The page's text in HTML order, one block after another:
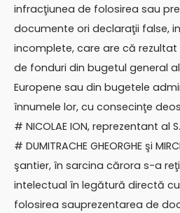
infracţiunea de folosirea sau
documente ori declaraţii false,
incomplete, care are că
de fonduri din bugetul general
Europene sau din bugetele
înnumele lor, cu consecinţe
# NICOLAE ION, reprezentant al
# DUMITRACHE GHEORGHE şi
şantier, în sarcina cărora s-a
intelectual în legătură directă
folosirea sauprezentarea de